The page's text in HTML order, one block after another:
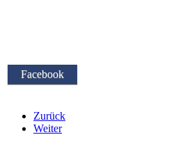
Facebook
Zurück
Weiter